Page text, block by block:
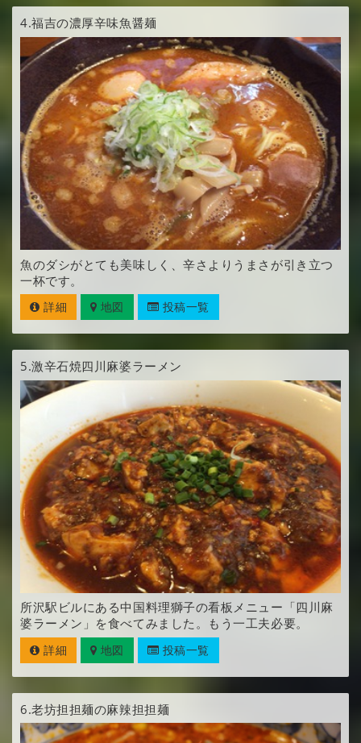
4.福吉の濃厚辛味魚醤麺
魚のダシがとても美味しく、辛さよりうまさが引き立つ
一杯です。
詳細 地図 投稿一覧
5.激辛石焼四川麻婆ラーメン
所沢駅ビルにある中国料理獅子の看板メニュー「四川麻
婆ラーメン」を食べてみました。もう一工夫必要。
詳細 地図 投稿一覧
6.老坊担担麺の麻辣担担麺